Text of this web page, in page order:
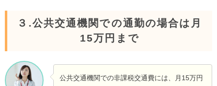
３.公共交通機関での通勤の場合は月
15万円まで
公共交通機関での非課税交通費には、月15万円